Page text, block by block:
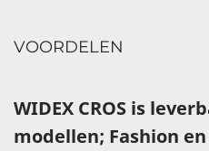
VOORDELEN
WIDEX CROS is
modellen; Fashion